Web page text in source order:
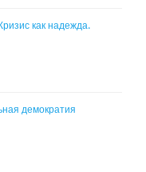
как надежда.
демократия